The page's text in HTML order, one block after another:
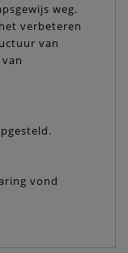
weg.
verbeteren
van
vond